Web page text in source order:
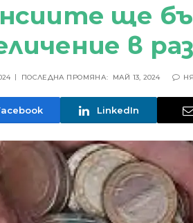
ще
в
ПОСЛЕДНА ПРОМЯНА: МАЙ 13, 2024
LinkedIn